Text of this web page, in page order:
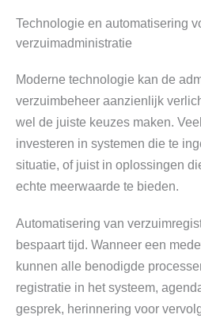
Technologie en automatisering
verzuimadministratie
Moderne technologie kan de
verzuimbeheer aanzienlijk
wel de juiste keuzes maken.
investeren in systemen die te
situatie, of juist in oplossingen
echte meerwaarde te bieden.
Automatisering van
bespaart tijd. Wanneer een
kunnen alle benodigde
registratie in het systeem,
gesprek, herinnering voor